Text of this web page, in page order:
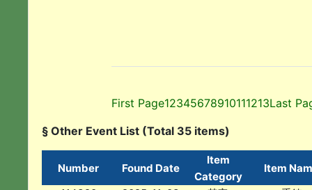
First Page12345678910111213Last
§ Other Event List (Total 35 items)
Number Found Date
Item
Category
Item